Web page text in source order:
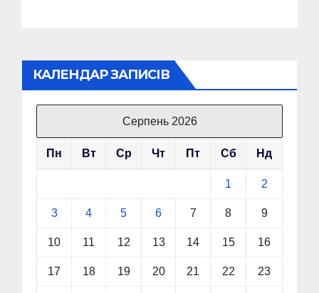
КАЛЕНДАР ЗАПИСІВ
Серпень 2026
Пн Вт Ср Чт Пт Сб Нд
1 2
3 4 5 6 7 8 9
10 11 12 13 14 15 16
17 18 19 20 21 22 23